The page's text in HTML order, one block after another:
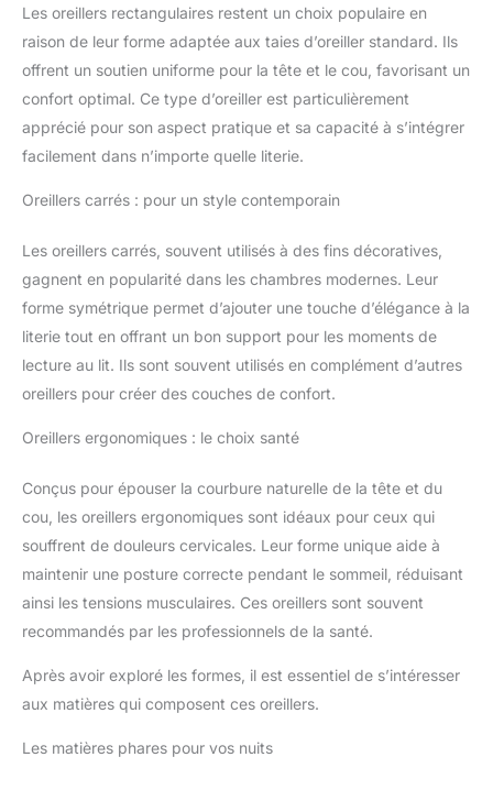
Les oreillers rectangulaires restent un choix populaire en
raison de leur forme adaptée aux taies d’oreiller standard. Ils
offrent un soutien uniforme pour la tête et le cou, favorisant un
confort optimal. Ce type d’oreiller est particulièrement
apprécié pour son aspect pratique et sa capacité à s’intégrer
facilement dans n’importe quelle literie.
Oreillers carrés : pour un style contemporain
Les oreillers carrés, souvent utilisés à des fins décoratives,
gagnent en popularité dans les chambres modernes. Leur
forme symétrique permet d’ajouter une touche d’élégance à la
literie tout en offrant un bon support pour les moments de
lecture au lit. Ils sont souvent utilisés en complément d’autres
oreillers pour créer des couches de confort.
Oreillers ergonomiques : le choix santé
Conçus pour épouser la courbure naturelle de la tête et du
cou, les oreillers ergonomiques sont idéaux pour ceux qui
souffrent de douleurs cervicales. Leur forme unique aide à
maintenir une posture correcte pendant le sommeil, réduisant
ainsi les tensions musculaires. Ces oreillers sont souvent
recommandés par les professionnels de la santé.
Après avoir exploré les formes, il est essentiel de s’intéresser
aux matières qui composent ces oreillers.
Les matières phares pour vos nuits